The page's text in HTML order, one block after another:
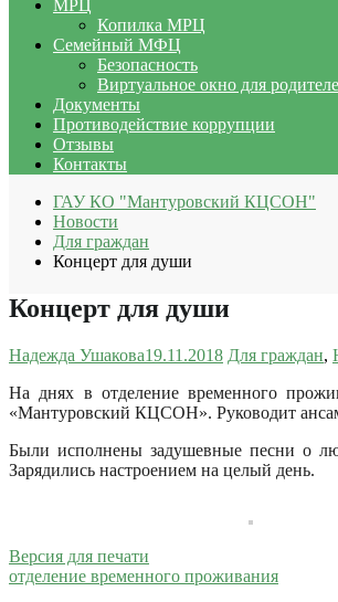
МРЦ
Копилка МРЦ
Семейный МФЦ
Безопасность
Виртуальное окно для
Документы
Противодействие коррупции
Отзывы
Контакты
ГАУ КО "Мантуровский КЦСОН"
Новости
Для граждан
Концерт для души
Концерт для души
Надежда Ушакова19.11.2018 Для граждан,
На днях в отделение временного
«Мантуровский КЦСОН». Руководит
Были исполнены задушевные песни о
Зарядились настроением на целый день.
Версия для печати
отделение временного проживания